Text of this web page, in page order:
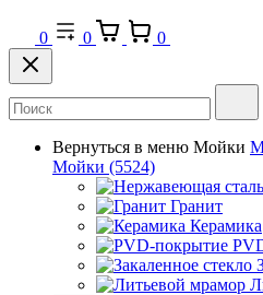
0 0 0
Вернуться в меню Мойки
Мойки (5524)
Гранит
Керамика